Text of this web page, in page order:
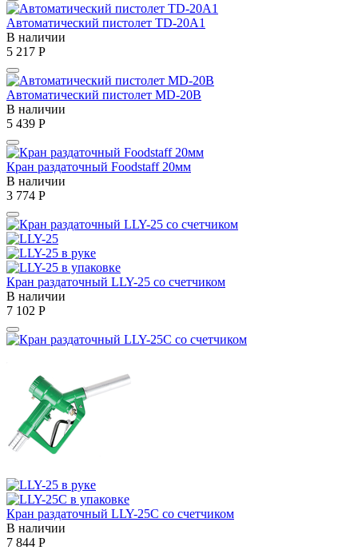
Автоматический пистолет TD-20A1
В наличии
5 217 Р
Автоматический пистолет MD-20B
В наличии
5 439 Р
Кран раздаточный Foodstaff 20мм
В наличии
3 774 Р
Кран раздаточный LLY-25 со счетчиком
В наличии
7 102 Р
Кран раздаточный LLY-25C со счетчиком
В наличии
7 844 Р